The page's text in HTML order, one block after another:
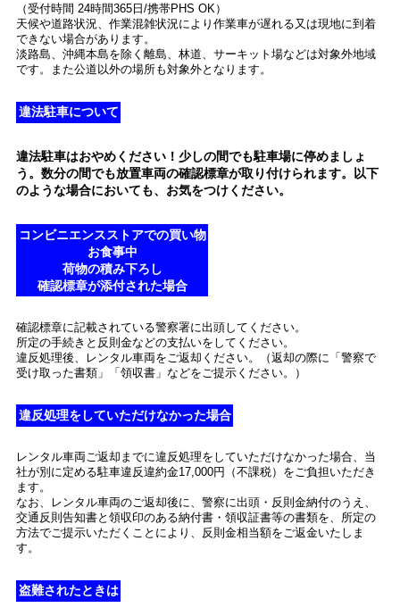
（受付時間 24時間365日/携帯PHS OK）
天候や道路状況、作業混雑状況により作業車が遅れる又は現地に到着
できない場合があります。
淡路島、沖縄本島を除く離島、林道、サーキット場などは対象外地域
です。また公道以外の場所も対象外となります。
違法駐車について
違法駐車はおやめください！少しの間でも駐車場に停めましょ
う。数分の間でも放置車両の確認標章が取り付けられます。以下
のような場合においても、お気をつけください。
コンビニエンスストアでの買い物
お食事中
荷物の積み下ろし
確認標章が添付された場合
確認標章に記載されている警察署に出頭してください。
所定の手続きと反則金などの支払いをしてください。
違反処理後、レンタル車両をご返却ください。（返却の際に「警察で
受け取った書類」「領収書」などをご提示ください。）
違反処理をしていただけなかった場合
レンタル車両ご返却までに違反処理をしていただけなかった場合、当
社が別に定める駐車違反違約金17,000円（不課税）をご負担いただき
ます。
なお、レンタル車両のご返却後に、警察に出頭・反則金納付のうえ、
交通反則告知書と領収印のある納付書・領収証書等の書類を、所定の
方法でご提示いただくことにより、反則金相当額をご返金いたしま
す。
盗難されたときは